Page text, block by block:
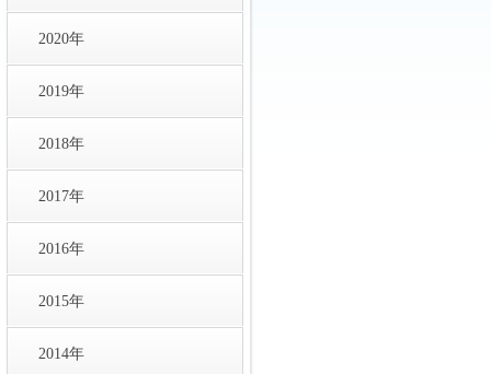
2020年
2019年
2018年
2017年
2016年
2015年
2014年